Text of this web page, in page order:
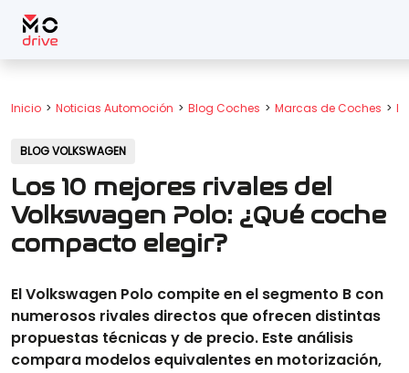
Inicio Noticias Automoción Blog Coches Marcas de Coches
BLOG VOLKSWAGEN
Los 10 mejores rivales del
Volkswagen Polo: ¿Qué coche
compacto elegir?
El Volkswagen Polo compite en el segmento B con
numerosos rivales directos que ofrecen distintas
propuestas técnicas y de precio. Este análisis
compara modelos equivalentes en motorización,